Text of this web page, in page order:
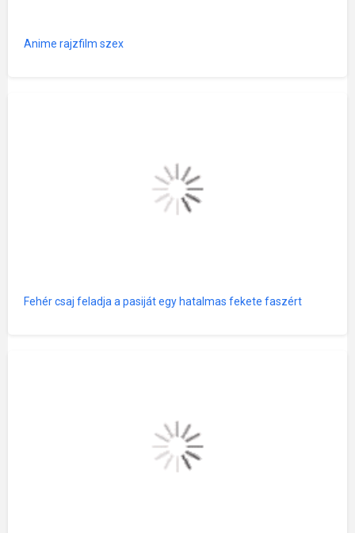
Anime rajzfilm szex
Fehér csaj feladja a pasiját egy hatalmas fekete faszért